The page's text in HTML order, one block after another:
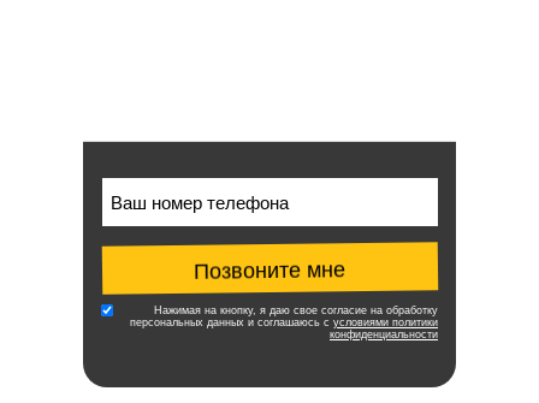
Позвоните мне
Нажимая на кнопку, я даю свое согласие на обработку
персональных данных и соглашаюсь с условиями политики
конфиденциальности